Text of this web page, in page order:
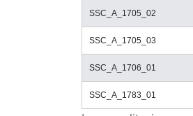
SSC_A_1705_02
SSC_A_1705_03
SSC_A_1706_01
SSC_A_1783_01